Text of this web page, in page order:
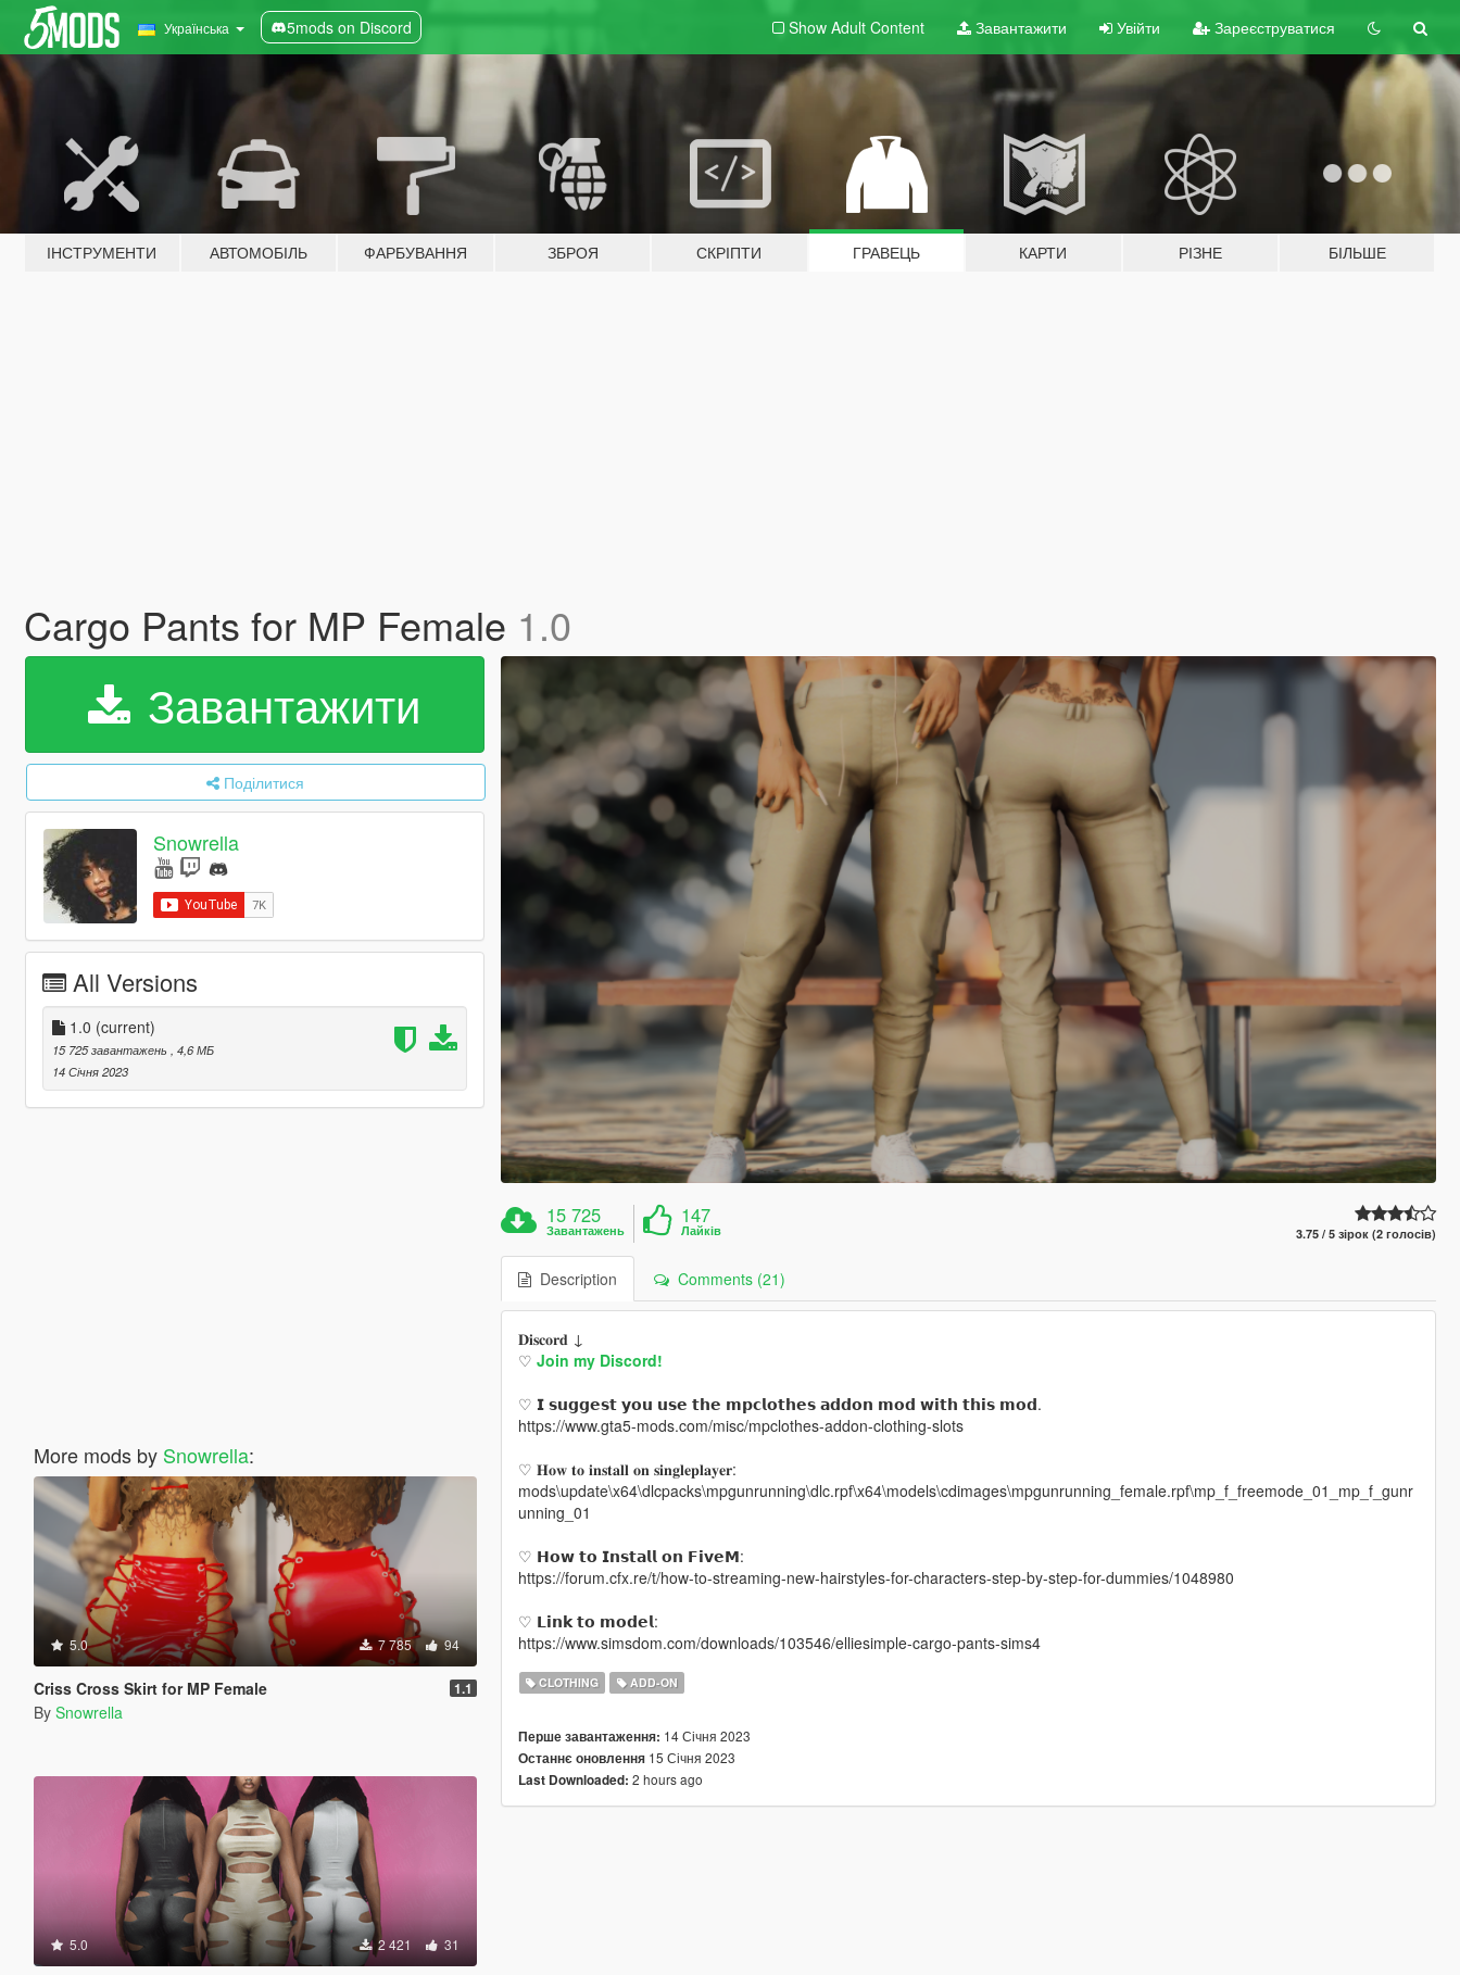
Українська 5mods on Discord Show Adult Content Завантажити Увійти Зареєструватися
ІНСТРУМЕНТИ АВТОМОБІЛЬ ФАРБУВАННЯ ЗБРОЯ СКРІПТИ ГРАВЕЦЬ КАРТИ РІЗНЕ БІЛЬШЕ
Cargo Pants for MP Female 1.0
Завантажити
Поділитися
Snowrella
All Versions
1.0 (current)
15 725 завантажень
, 4,6 МБ
14 Січня 2023
More mods by Snowrella:
5.0 7 785 94
Criss Cross Skirt for MP Female 1.1
By Snowrella
5.0 2 421 31
15 725
Завантажень
147
Лайків 3.75 / 5 зірок (2 голосів)
Description Comments (21)
𝐃𝐢𝐬𝐜𝐨𝐫𝐝 ↓
♡ Join my Discord!
♡ 𝗜 𝘀𝘂𝗴𝗴𝗲𝘀𝘁 𝘆𝗼𝘂 𝘂𝘀𝗲 𝘁𝗵𝗲 𝗺𝗽𝗰𝗹𝗼𝘁𝗵𝗲𝘀 𝗮𝗱𝗱𝗼𝗻 𝗺𝗼𝗱 𝘄𝗶𝘁𝗵 𝘁𝗵𝗶𝘀 𝗺𝗼𝗱.
https://www.gta5-mods.com/misc/mpclothes-addon-clothing-slots
♡ 𝐇𝐨𝐰 𝐭𝐨 𝐢𝐧𝐬𝐭𝐚𝐥𝐥 𝐨𝐧 𝐬𝐢𝐧𝐠𝐥𝐞𝐩𝐥𝐚𝐲𝐞𝐫:
mods\update\x64\dlcpacks\mpgunrunning\dlc.rpf\x64\models\cdimages\mpgunrunning_female.rpf\mp_f_freemode_01_mp_f_gunr
unning_01
♡ 𝗛𝗼𝘄 𝘁𝗼 𝗜𝗻𝘀𝘁𝗮𝗹𝗹 𝗼𝗻 𝗙𝗶𝘃𝗲𝗠:
https://forum.cfx.re/t/how-to-streaming-new-hairstyles-for-characters-step-by-step-for-dummies/1048980
♡ 𝗟𝗶𝗻𝗸 𝘁𝗼 𝗺𝗼𝗱𝗲𝗹:
https://www.simsdom.com/downloads/103546/elliesimple-cargo-pants-sims4
CLOTHING ADD-ON
Перше завантаження: 14 Січня 2023
Останнє оновлення15 Січня 2023
Last Downloaded: 2 hours ago